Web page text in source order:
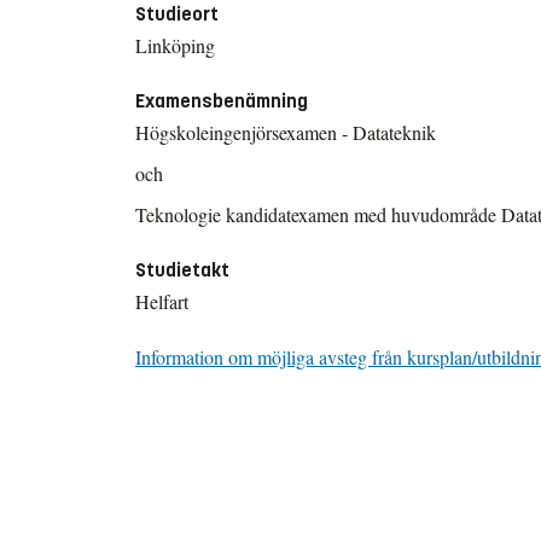
Studieort
Linköping
Examensbenämning
Högskoleingenjörsexamen - Datateknik
och
Teknologie kandidatexamen med huvudområde
Studietakt
Helfart
Information om möjliga avsteg från kursplan/